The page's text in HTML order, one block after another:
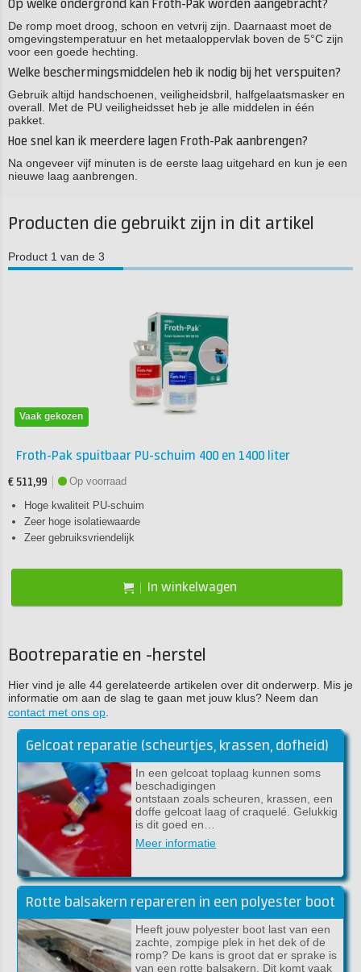
Op welke ondergrond kan Froth-Pak worden aangebracht?
De romp moet droog, schoon en vetvrij zijn. Daarnaast moet de
omgevingstemperatuur en het metaaloppervlak boven de 5°C zijn
voor een goede hechting.
Welke beschermingsmiddelen heb ik nodig bij het verspuiten?
Gebruik altijd handschoenen, veiligheidsbril, halfgelaatsmasker en
overall. Met de PU veiligheidsset heb je alle middelen in één
pakket.
Hoe snel kan ik meerdere lagen Froth-Pak aanbrengen?
Na ongeveer vijf minuten is de eerste laag uitgehard en kun je een
nieuwe laag aanbrengen.
Producten die gebruikt zijn in dit artikel
Product 1 van de 3
Vaak gekozen
Froth-Pak spuitbaar PU-schuim 400 en 1400 liter
€ 511,99
Op voorraad
Hoge kwaliteit PU-schuim
Zeer hoge isolatiewaarde
Zeer gebruiksvriendelijk
In winkelwagen
Bootreparatie en -herstel
Hier vind je alle 44 gerelateerde artikelen over dit onderwerp. Mis je
informatie om aan de slag te gaan met jouw klus? Neem dan
contact met ons op.
Gelcoat reparatie (scheurtjes, krassen, dofheid)
In een gelcoat toplaag kunnen soms
beschadigingen
ontstaan zoals scheuren, krassen, een
doffe gelcoat laag of craquelé. Gelukkig
is dit goed en…
Meer informatie
Rotte balsakern repareren in een polyester boot
Heeft jouw polyester boot last van een
zachte, zompige plek in het dek of de
romp? De kans is groot dat er sprake is
van een rotte balsakern. Dit komt vaak